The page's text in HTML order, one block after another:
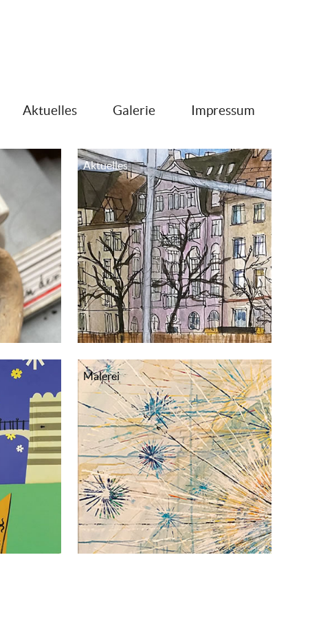
Aktuelles Galerie Impressum
Aktuelles
Malerei